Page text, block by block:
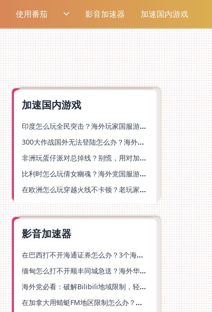
使用番茄 影音加速器 加速国内游戏
加速国内游戏
印度怎么玩全民突击？海外玩家国服游戏加速器终极指南（附原神延迟优化+精灵之境加速器选择）
300大作战国外无法登陆怎么办？海外玩家国服畅玩终极指南（附实测推荐）
非洲玩蛋仔派对总掉线？别慌，用对加速器就能丝滑开跑！
比利时怎么玩倩女幽魂？海外党国服游戏加速避坑指南（附实测推荐）
在欧洲怎么玩穿越火线不卡顿？老玩家亲测有效的加速器选择指南
影音加速器
在巴西打不开海通证券怎么办？3个海外生活痛点的统一解决方案
缅甸怎么打不开顺丰同城急送？海外华人必备的回国加速指南（附B站会员游戏解决方案）
海外党必看：破解Bilibili地域限制，轻松追剧听歌还能流畅理财的实用指南
在加拿大用蜻蜓FM地区限制怎么办？海外党亲测有效的回国加速方案